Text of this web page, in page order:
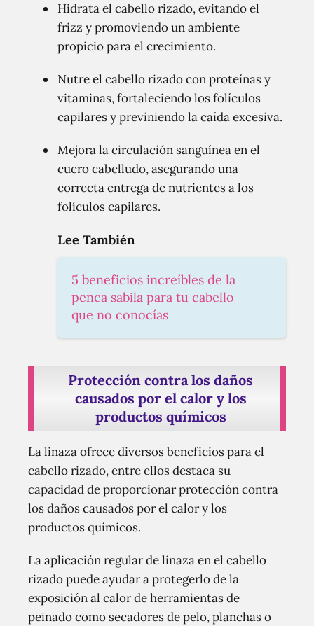
Hidrata el cabello rizado, evitando el
frizz y promoviendo un ambiente
propicio para el crecimiento.
Nutre el cabello rizado con proteínas y
vitaminas, fortaleciendo los folículos
capilares y previniendo la caída excesiva.
Mejora la circulación sanguínea en el
cuero cabelludo, asegurando una
correcta entrega de nutrientes a los
folículos capilares.
Lee También
5 beneficios increíbles de la
penca sabila para tu cabello
que no conocías
Protección contra los daños
causados por el calor y los
productos químicos
La linaza ofrece diversos beneficios para el
cabello rizado, entre ellos destaca su
capacidad de proporcionar protección contra
los daños causados por el calor y los
productos químicos.
La aplicación regular de linaza en el cabello
rizado puede ayudar a protegerlo de la
exposición al calor de herramientas de
peinado como secadores de pelo, planchas o